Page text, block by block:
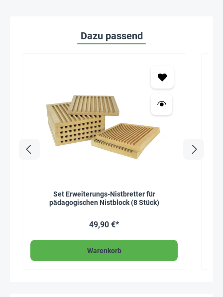
Dazu passend
Set Erweiterungs-Nistbretter für
pädagogischen Nistblock (8 Stück)
49,90 €*
Warenkorb